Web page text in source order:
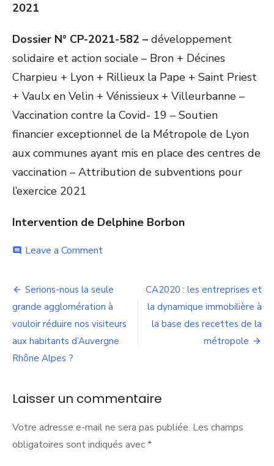
2021
Dossier N° CP-2021-582 – développement
solidaire et action sociale – Bron + Décines
Charpieu + Lyon + Rillieux la Pape + Saint Priest
+ Vaulx en Velin + Vénissieux + Villeurbanne –
Vaccination contre la Covid- 19 – Soutien
financier exceptionnel de la Métropole de Lyon
aux communes ayant mis en place des centres de
vaccination – Attribution de subventions pour
l’exercice 2021
Intervention de Delphine Borbon
comment Leave a Commenton
la
sortie
de
crise
du
Covid-
de
s’engager
dans
Navigation
de
l’article
Serions-nous la seule
grande agglomération à
vouloir réduire nos visiteurs
aux habitants d’Auvergne
Rhône Alpes ?
CA2020 : les entreprises et
la dynamique immobilière à
la base des recettes de la
métropole
Laisser un commentaire
Votre adresse e-mail ne sera pas publiée. Les champs
obligatoires sont indiqués avec*